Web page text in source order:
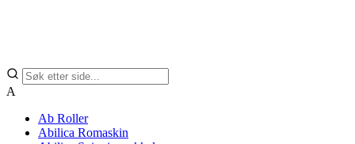
A
Ab Roller
Abilica Romaskin